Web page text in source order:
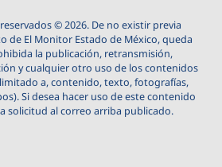
© 2026. De no existir previa
de El Monitor Estado de México, queda
la publicación, retransmisión,
y cualquier otro uso de los contenidos
a, contenido, texto, fotografías,
Si desea hacer uso de este contenido
solicitud al correo arriba publicado.